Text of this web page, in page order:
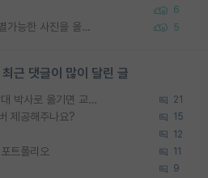
6
정보보안 연구하는 입장에선 식별가능한 사진을 올리는건 비추이긴함 5
근 댓글이 많이 달린 글
SSH 박사과정을 그만두고 지방대 박사로 옮기면 교수의 꿈은 끝일까요? 21
제공해주나요? 15
12
트폴리오 11
9